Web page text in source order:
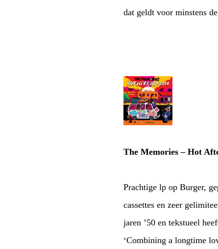
dat geldt voor minstens
The Memories–Hot
Prachtige lp op Burger,
cassettes en zeer
jaren ’50 en tekstueel
‘Combining a longtime